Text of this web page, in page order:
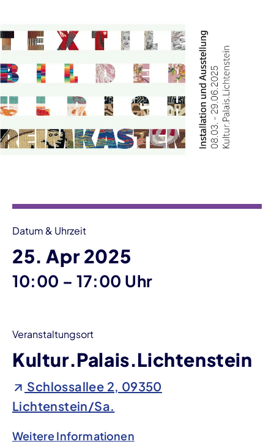
Datum & Uhrzeit
25. Apr 2025
10:00 – bis
17:00 Uhr
Veranstaltungsort
Kultur.Palais.Lichtenstein
Schlossallee 2, 09350
Lichtenstein/Sa.
Weitere Informationen